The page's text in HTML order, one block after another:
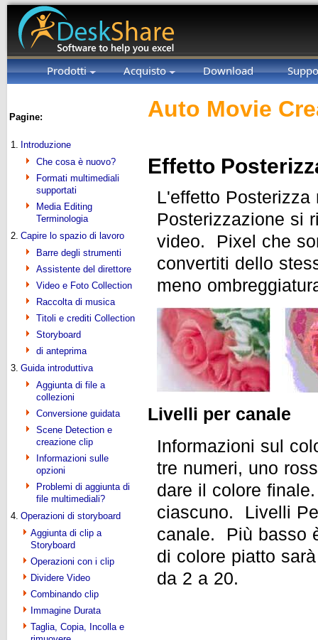
Prodotti Acquisto Download
Pagine:
1. Introduzione
Che cosa è nuovo?
Formati multimediali
supportati
Media Editing
Terminologia
2. Capire lo spazio di lavoro
Barre degli strumenti
Assistente del direttore
Video e Foto Collection
Raccolta di musica
Titoli e crediti Collection
Storyboard
di anteprima
3. Guida introduttiva
Aggiunta di file a
collezioni
Conversione guidata
Scene Detection e
creazione clip
Informazioni sulle
opzioni
Problemi di aggiunta di
file multimediali?
4. Operazioni di storyboard
Aggiunta di clip a
Storyboard
Operazioni con i clip
Dividere Video
Combinando clip
Immagine Durata
Taglia, Copia, Incolla e
Auto Movie
Effetto
L'effetto
Posterizzazione si
video. Pixel che
convertiti dello
meno
Livelli per canale
Informazioni sul
tre numeri, uno
dare il colore
ciascuno. Livelli
canale. Più basso
di colore piatto
da 2 a 20.